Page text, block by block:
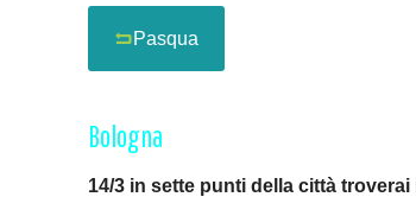
Pasqua
Bologna
14/3 in sette punti della città